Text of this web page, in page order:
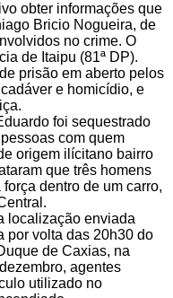
obter informações que
Bricio Nogueira, de
no crime. O
de Itaipu (81ª DP).
prisão em aberto pelos
e homicídio, e
foi sequestrado
com quem
origem ilícitano bairro
que três homens
dentro de um carro,
localização enviada
por volta das 20h30 do
de Caxias, na
agentes
utilizado no